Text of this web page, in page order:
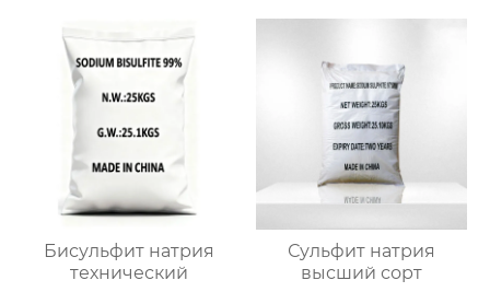
Бисульфит натрия
технический
Сульфит натрия
высший сорт